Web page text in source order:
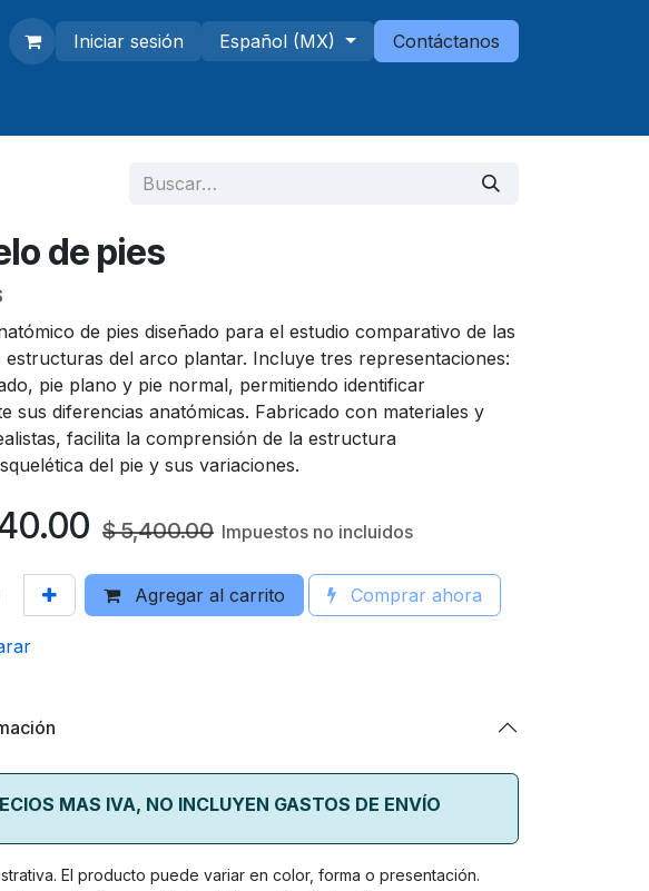
Iniciar sesión Español (MX) Contáctanos
de pies
de pies diseñado para el estudio comparativo de las
estructuras del arco plantar. Incluye tres representaciones:
pie plano y pie normal, permitiendo identificar
sus diferencias anatómicas. Fabricado con materiales y
facilita la comprensión de la estructura
del pie y sus variaciones.
$5,400.00 Impuestos no incluidos
Agregar al carrito Comprar ahora
MAS IVA, NO INCLUYEN GASTOS DE ENVÍO
El producto puede variar en color, forma o presentación.